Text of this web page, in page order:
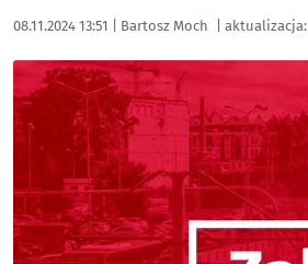
Data publikacji:
08.11.2024 13:51 | Autor:
Bartosz Moch aktualizacja:
Kliknij, aby powiększyć